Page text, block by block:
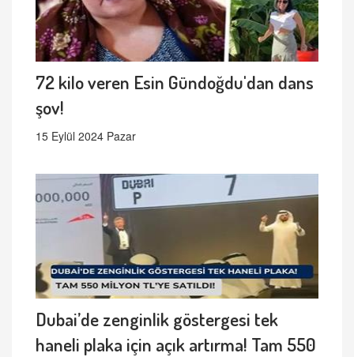
72 kilo veren Esin Gündoğdu'dan dans
şov!
15 Eylül 2024 Pazar
Dubai’de zenginlik göstergesi tek
haneli plaka için açık artırma! Tam 550